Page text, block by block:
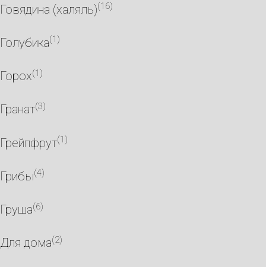
Говядина (халяль)(16)
Голубика(1)
Горох(1)
Гранат(3)
Грейпфрут(1)
Грибы(4)
Груша(6)
Для дома(2)